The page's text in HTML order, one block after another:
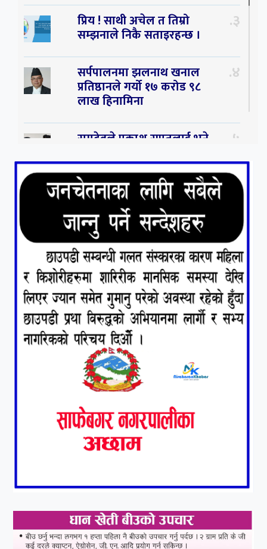
प्रिय ! साथी अचेल त तिम्रो
सम्झनाले निकै सताइरहन्छ ।
३
सर्पपालनमा झलनाथ खनाल
प्रतिष्ठानले गर्यो १७ करोड ९८
लाख हिनामिना
४
रामदेवले प्रकाश सपुतलाई भने
पनि ठूलो स्टार
५
संघियता खारेज हुनसक्छ,
झलनाथ खनाल
कृष्ण जन्माष्टमिको दिन जयगढमा
बृहत देउडा खेल हुँने
७
हामी पनि त उडाउछौ । ८
कांग्रेसको १४ औं महाधिवेशनको
तयारी पुरा
आर्थिक बर्ष २०७८÷२०७९ मा
आर्थिक बुद्धि दर ६.५ हुन सक्दैन ।